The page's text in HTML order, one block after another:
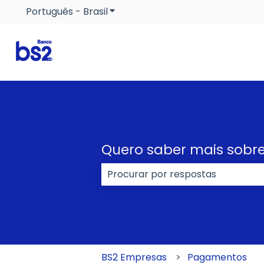
Português - BrasilMostrar submenu para traduções
Quero saber mais
BS2 Empresas Pagamentos